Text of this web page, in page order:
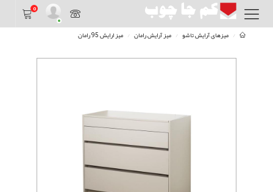
0
میزهای آرایش تاشو میز آرایش رامان میز ارایش 95 رامان